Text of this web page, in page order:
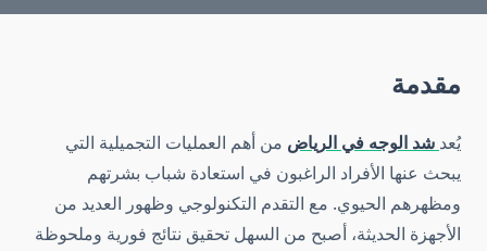
مقدمة
يُعد شد الوجه في الرياض من أهم العمليات التجميلية التي
يبحث عنها الأفراد الراغبون في استعادة شباب بشرتهم
ومظهرهم الحيوي. مع التقدم التكنولوجي وظهور العديد من
الأجهزة الحديثة، أصبح من السهل تحقيق نتائج فورية وملحوظة